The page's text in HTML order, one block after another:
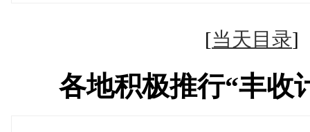
[当天目录
各地积极推行“丰收